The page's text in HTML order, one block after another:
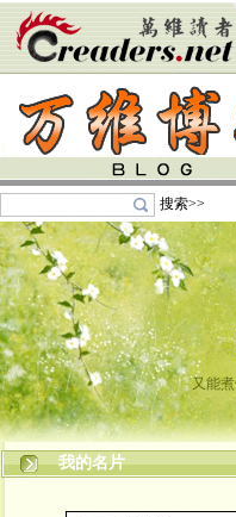
搜索>>
又能
我的名片